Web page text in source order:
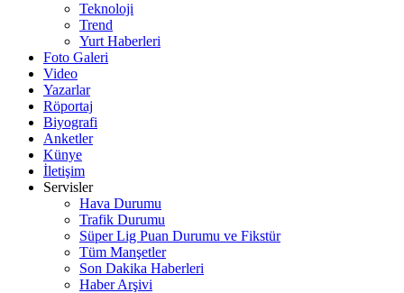
Teknoloji
Trend
Yurt Haberleri
Foto Galeri
Video
Yazarlar
Röportaj
Biyografi
Anketler
Künye
İletişim
Servisler
Hava Durumu
Trafik Durumu
Süper Lig Puan Durumu ve Fikstür
Tüm Manşetler
Son Dakika Haberleri
Haber Arşivi